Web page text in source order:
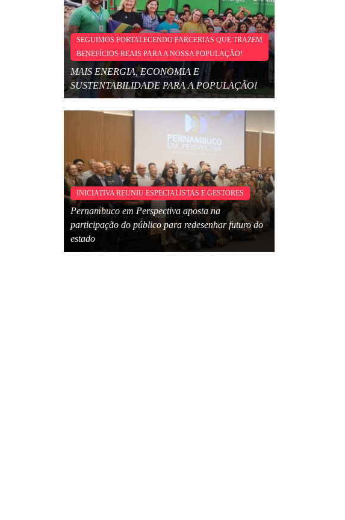
SEGUIMOS FORTALECENDO PARCERIAS QUE TRAZEM
BENEFÍCIOS REAIS PARA A NOSSA POPULAÇÃO!
MAIS ENERGIA, ECONOMIA E
SUSTENTABILIDADE PARA A POPULAÇÃO!
INICIATIVA REUNIU ESPECIALISTAS E GESTORES
Pernambuco em Perspectiva aposta na
participação do público para redesenhar futuro do
estado